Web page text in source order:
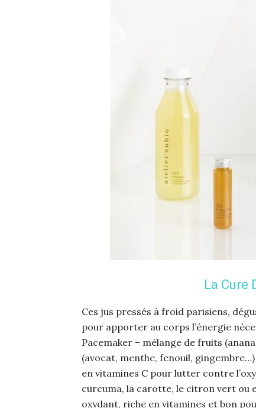
La Cure
Ces jus pressés à froid parisiens,
pour apporter au corps l’énergie
Pacemaker – mélange de fruits
(avocat, menthe, fenouil,
en vitamines C pour lutter contre
curcuma, la carotte, le citron vert ou
oxydant, riche en vitamines et bon